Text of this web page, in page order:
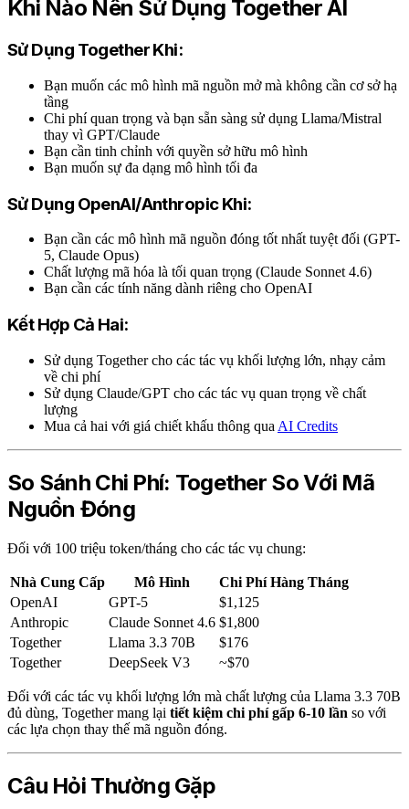
Khi Nào Nên Sử Dụng Together AI
Sử Dụng Together Khi:
Bạn muốn các mô hình mã nguồn mở mà không cần cơ sở hạ
tầng
Chi phí quan trọng và bạn sẵn sàng sử dụng Llama/Mistral
thay vì GPT/Claude
Bạn cần tinh chỉnh với quyền sở hữu mô hình
Bạn muốn sự đa dạng mô hình tối đa
Sử Dụng OpenAI/Anthropic Khi:
Bạn cần các mô hình mã nguồn đóng tốt nhất tuyệt đối (GPT-
5, Claude Opus)
Chất lượng mã hóa là tối quan trọng (Claude Sonnet 4.6)
Bạn cần các tính năng dành riêng cho OpenAI
Kết Hợp Cả Hai:
Sử dụng Together cho các tác vụ khối lượng lớn, nhạy cảm
về chi phí
Sử dụng Claude/GPT cho các tác vụ quan trọng về chất
lượng
Mua cả hai với giá chiết khấu thông qua AI Credits
So Sánh Chi Phí: Together So Với Mã
Nguồn Đóng
Đối với 100 triệu token/tháng cho các tác vụ chung:
Nhà Cung Cấp Mô Hình
Chi Phí Hàng Tháng
OpenAI
GPT-5
$1,125
Anthropic
Claude Sonnet 4.6 $1,800
Together
Llama 3.3 70B
$176
Together
DeepSeek V3 ~$70
Đối với các tác vụ khối lượng lớn mà chất lượng của Llama 3.3 70B
đủ dùng, Together mang lại tiết kiệm chi phí gấp 6-10 lần so với
các lựa chọn thay thế mã nguồn đóng.
Câu Hỏi Thường Gặp